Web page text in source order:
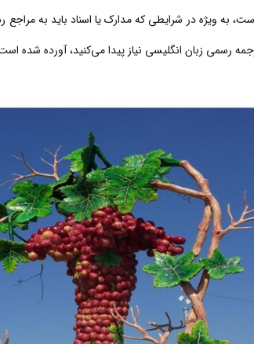
به ویژه در شرایطی که مدارک یا اسناد باید به
رسمی زبان انگلیسی نیاز پیدا می‌کنید، آورده شده